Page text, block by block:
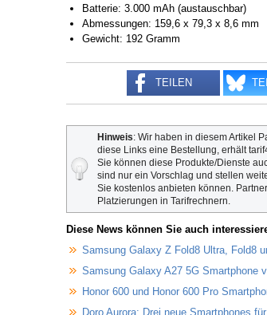
Batterie: 3.000 mAh (austauschbar)
Abmessungen: 159,6 x 79,3 x 8,6 mm
Gewicht: 192 Gramm
TEILEN
Hinweis: Wir haben in diesem Artikel
diese Links eine Bestellung, erhält
Sie können diese Produkte/Dienste
sind nur ein Vorschlag und stellen
Sie kostenlos anbieten können.
Platzierungen in Tarifrechnern.
Diese News können Sie auch
Samsung Galaxy Z Fold8 Ultra, Fold8
Samsung Galaxy A27 5G Smartphone
Honor 600 und Honor 600 Pro
Doro Aurora: Drei neue Smartphones